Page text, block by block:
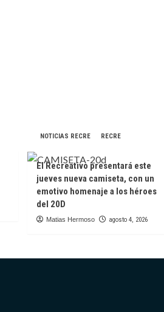
NOTICIAS RECRE RECRE
El Recreativo presentará este
jueves nueva camiseta, con un
emotivo homenaje a los héroes
del 20D
Matias Hermoso agosto 4, 2026